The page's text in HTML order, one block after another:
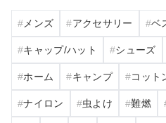
メンズ アクセサリー ベ
キャップ/ハット シューズ
ホーム キャンプ コット
ナイロン 虫よけ 難燃